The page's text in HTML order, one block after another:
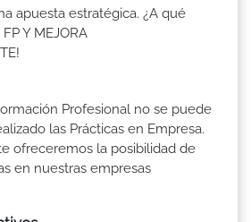
apuesta estratégica. ¿A qué
Y MEJORA
Profesional no se puede
las Prácticas en Empresa.
ofreceremos la posibilidad de
en nuestras empresas